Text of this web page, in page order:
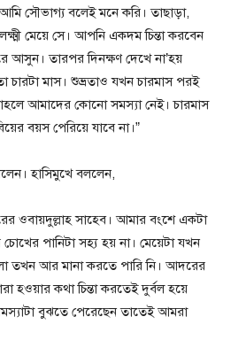
সৌভাগ্য বলেই মনে করি। তাছাড়া,
মেয়ে সে। আপনি একদম চিন্তা করবেন
আসুন। তারপর দিনক্ষণ দেখে না’হয়
চারটা মাস। শুভ্রতাও যখন চারমাস পরই
আমাদের কোনো সমস্যা নেই। চারমাস
বয়স পেরিয়ে যাবে না।”
হাসিমুখে বললেন,
ওবায়দুল্লাহ সাহেব। আমার বংশে একটা
চোখের পানিটা সহ্য হয় না। মেয়েটা যখন
তখন আর মানা করতে পারি নি। আদরের
হওয়ার কথা চিন্তা করতেই দুর্বল হয়ে
বুঝতে পেরেছেন তাতেই আমরা